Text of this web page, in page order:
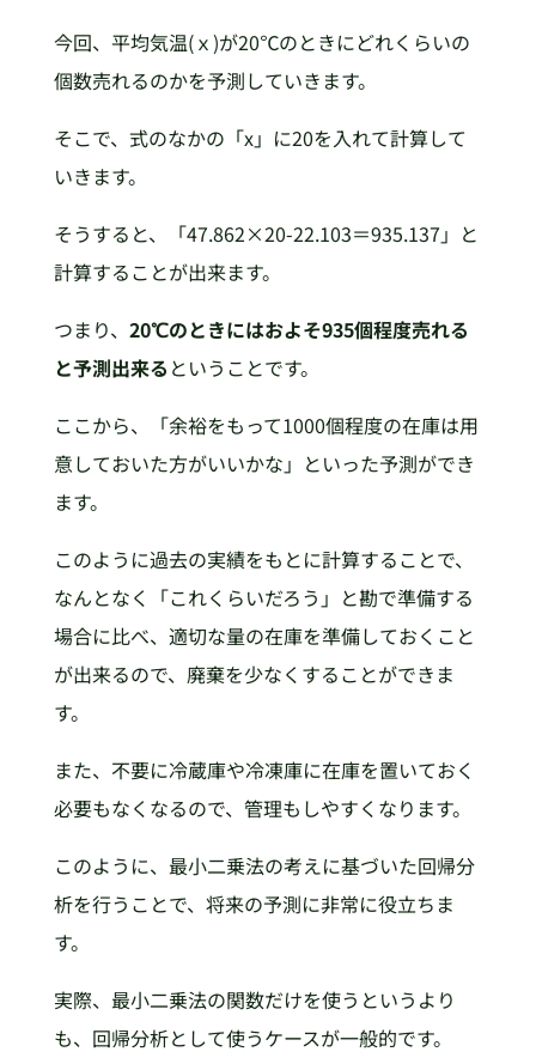
今回、平均気温(ｘ)が20℃のときにどれくらいの
個数売れるのかを予測していきます。
そこで、式のなかの「x」に20を入れて計算して
いきます。
そうすると、「47.862×20-22.103＝935.137」と
計算することが出来ます。
つまり、 20℃のときにはおよそ935個程度売れる
と予測出来る ということです。
ここから、「余裕をもって1000個程度の在庫は用
意しておいた方がいいかな」といった予測ができ
ます。
このように過去の実績をもとに計算することで、
なんとなく「これくらいだろう」と勘で準備する
場合に比べ、適切な量の在庫を準備しておくこと
が出来るので、廃棄を少なくすることができま
す。
また、不要に冷蔵庫や冷凍庫に在庫を置いておく
必要もなくなるので、管理もしやすくなります。
このように、最小二乗法の考えに基づいた回帰分
析を行うことで、将来の予測に非常に役立ちま
す。
実際、最小二乗法の関数だけを使うというより
も、回帰分析として使うケースが一般的です。